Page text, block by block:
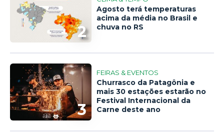
2
Agosto terá temperaturas
acima da média no Brasil e
chuva no RS
3
FEIRAS & EVENTOS
Churrasco da Patagônia e
mais 30 estações estarão no
Festival Internacional da
Carne deste ano